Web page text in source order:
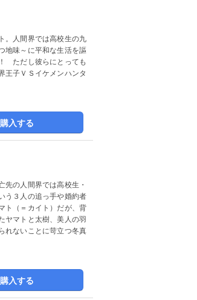
。人間界では高校生の九
地味～に平和な生活を謳
ただし彼らにとっても
子ＶＳイケメンハンタ
購入する
の人間界では高校生・
う３人の追っ手や婚約者
ト（＝カイト）だが、背
ヤマトと太樹、美人の羽
れないことに苛立つ冬真
購入する